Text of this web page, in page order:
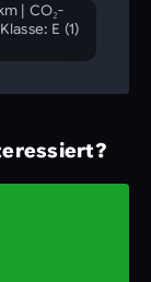
| CO₂-
E (1)